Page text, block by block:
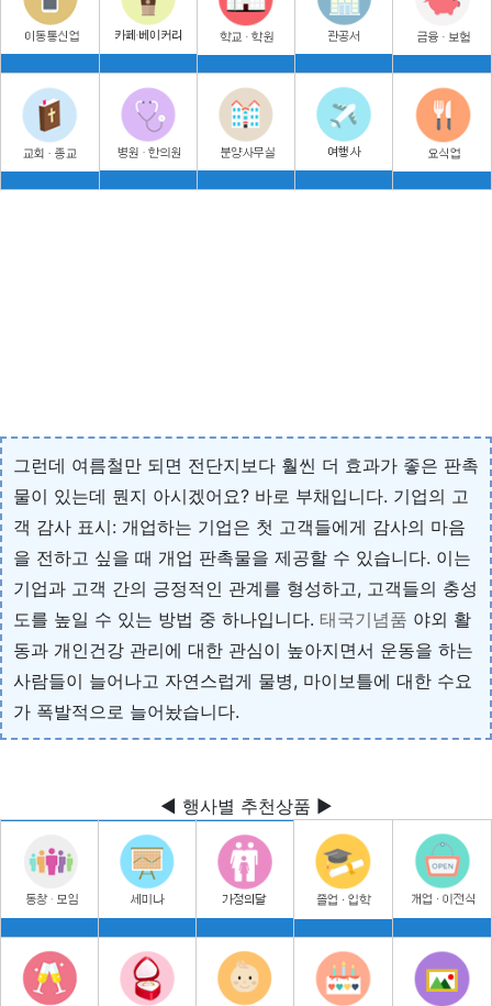
그런데 여름철만 되면 전단지보다 훨씬 더 효과가 좋은 판촉
물이 있는데 뭔지 아시겠어요? 바로 부채입니다. 기업의 고
객 감사 표시: 개업하는 기업은 첫 고객들에게 감사의 마음
을 전하고 싶을 때 개업 판촉물을 제공할 수 있습니다. 이는
기업과 고객 간의 긍정적인 관계를 형성하고, 고객들의 충성
도를 높일 수 있는 방법 중 하나입니다. 태국기념품 야외 활
동과 개인건강 관리에 대한 관심이 높아지면서 운동을 하는
사람들이 늘어나고 자연스럽게 물병, 마이보틀에 대한 수요
가 폭발적으로 늘어놨습니다.
◀ 행사별 추천상품 ▶